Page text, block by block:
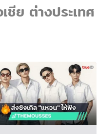
ย ต่างประเ